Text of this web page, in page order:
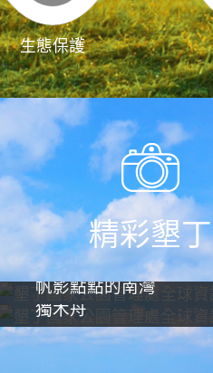
生態保護
精彩墾丁
帆影點點的南灣
獨木舟